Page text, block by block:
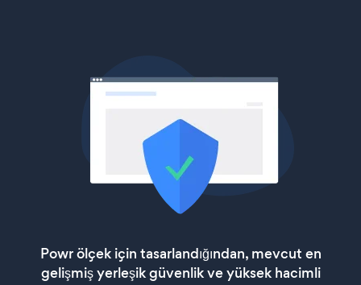
Powr ölçek için tasarlandığından, mevcut en
gelişmiş yerleşik güvenlik ve yüksek hacimli